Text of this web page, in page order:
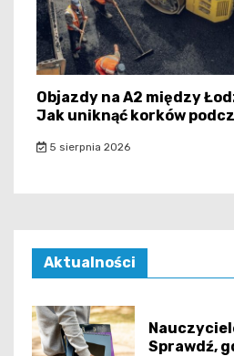
Objazdy na A2 między
Jak uniknąć korków
5 sierpnia 2026
Aktualności
Sprawdź,